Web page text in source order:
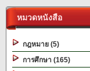
หมวดหนังสือ
กฎหมาย (5)
การศึกษา (165)